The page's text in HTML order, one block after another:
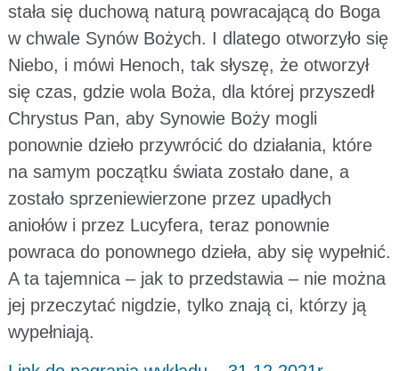
stała się duchową naturą powracającą do Boga
w chwale Synów Bożych. I dlatego otworzyło się
Niebo, i mówi Henoch, tak słyszę, że otworzył
się czas, gdzie wola Boża, dla której przyszedł
Chrystus Pan, aby Synowie Boży mogli
ponownie dzieło przywrócić do działania, które
na samym początku świata zostało dane, a
zostało sprzeniewierzone przez upadłych
aniołów i przez Lucyfera, teraz ponownie
powraca do ponownego dzieła, aby się wypełnić.
A ta tajemnica – jak to przedstawia – nie można
jej przeczytać nigdzie, tylko znają ci, którzy ją
wypełniają.